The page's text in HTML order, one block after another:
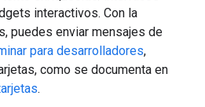
interactivos. Con la
puedes enviar mensajes de
para desarrolladores,
como se documenta en
.